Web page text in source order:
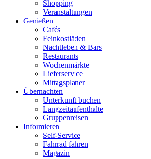
Shopping
Veranstaltungen
Genießen
Cafés
Feinkostläden
Nachtleben & Bars
Restaurants
Wochenmärkte
Lieferservice
Mittagsplaner
Übernachten
Unterkunft buchen
Langzeitaufenthalte
Gruppenreisen
Informieren
Self-Service
Fahrrad fahren
Magazin